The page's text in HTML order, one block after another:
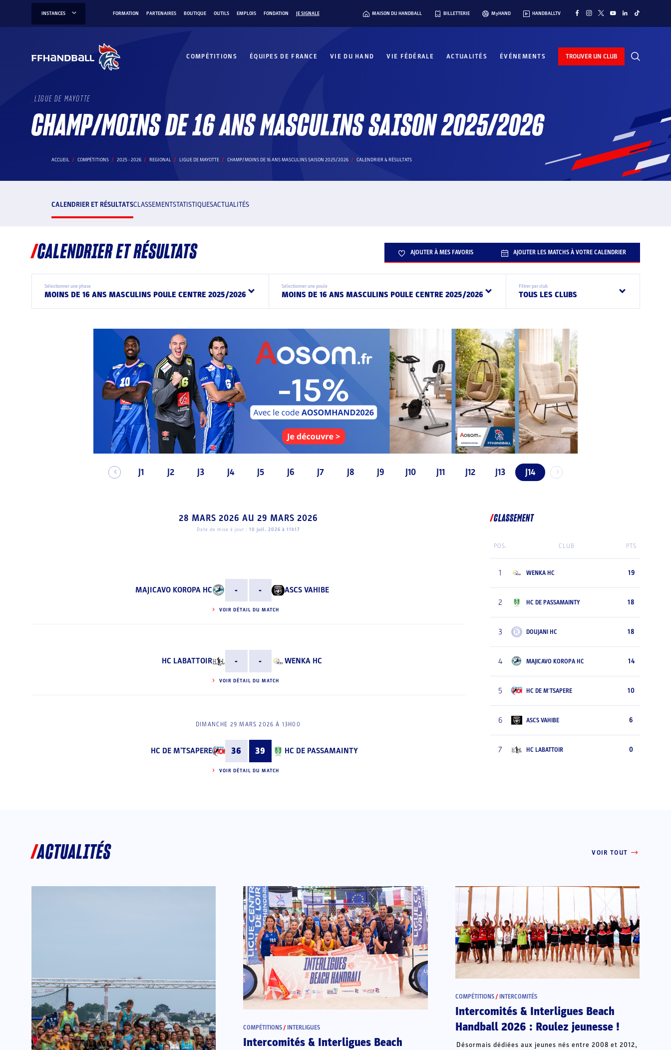
INSTANCES FORMATION PARTENAIRES BOUTIQUE OUTILS EMPLOIS FONDATION JE SIGNALE MAISON DU HANDBALL BILLETTERIE MyHAND HANDBALLTV
COMPÉTITIONS ÉQUIPES DE FRANCE VIE DU HAND VIE FÉDÉRALE ACTUALITÉS ÉVÉNEMENTS TROUVER UN CLUB
LIGUE DE MAYOTTE
CHAMP/MOINS DE 16 ANS MASCULINS SAISON 2025/2026
ACCUEIL COMPÉTITIONS 2025 - 2026 REGIONAL LIGUE DE MAYOTTE CHAMP/MOINS DE 16 ANS MASCULINS SAISON 2025/2026 CALENDRIER & RÉSULTATS
CALENDRIER ET RÉSULTATSCLASSEMENTSTATISTIQUESACTUALITÉS
CALENDRIER ET RÉSULTATS AJOUTER À MES FAVORIS AJOUTER LES MATCHS À VOTRE CALENDRIER
Sélectionner une phase
MOINS DE 16 ANS MASCULINS POULE CENTRE 2025/2026
Sélectionner une poule
MOINS DE 16 ANS MASCULINS POULE CENTRE 2025/2026
Filtrer par club
TOUS LES CLUBS
J1 J2 J3 J4 J5 J6 J7 J8 J9 J10 J11 J12 J13 J14
28 MARS 2026 AU 29 MARS 2026
Date de mise à jour : 10 juil. 2026 à 11h17
MAJICAVO KOROPA HC - - ASCS VAHIBE
VOIR DÉTAIL DU MATCH
HC LABATTOIR - - WENKA HC
VOIR DÉTAIL DU MATCH
DIMANCHE 29 MARS 2026 À 13H00
HC DE M'TSAPERE 36 39 HC DE PASSAMAINTY
VOIR DÉTAIL DU MATCH
CLASSEMENT
POS. CLUB PTS
1 WENKA HC 19
2 HC DE PASSAMAINTY 18
3 DOUJANI HC 18
4 MAJICAVO KOROPA HC 14
5 HC DE M'TSAPERE 10
6 ASCS VAHIBE 6
7 HC LABATTOIR 0
ACTUALITÉS VOIR TOUT
COMPÉTITIONS / INTERLIGUES
Intercomités & Interligues Beach
COMPÉTITIONS / INTERCOMITÉS
Intercomités & Interligues Beach
Handball 2026 : Roulez jeunesse !
Désormais dédiées aux jeunes nés entre 2008 et 2012,